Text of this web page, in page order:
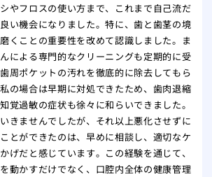
やフロスの使い方まで、これまで自己流だ
い機会になりました。特に、歯と歯茎の境
くことの重要性を改めて認識しました。ま
による専門的なクリーニングも定期的に受
周ポケットの汚れを徹底的に除去してもら
の場合は早期に対処できたため、歯肉退縮
覚過敏の症状も徐々に和らいできました。
きませんでしたが、それ以上悪化させずに
とができたのは、早めに相談し、適切なケ
げだと感じています。この経験を通じて、
動かすだけでなく、口腔内全体の健康管理